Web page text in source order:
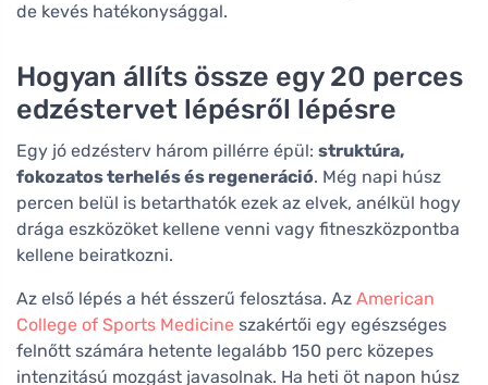
de kevés hatékonysággal.
Hogyan állíts össze egy 20 perces
edzéstervet lépésről lépésre
Egy jó edzésterv három pillérre épül: struktúra,
fokozatos terhelés és regeneráció. Még napi húsz
percen belül is betarthatók ezek az elvek, anélkül hogy
drága eszközöket kellene venni vagy fitneszközpontba
kellene beiratkozni.
Az első lépés a hét ésszerű felosztása. Az American
College of Sports Medicine szakértői egy egészséges
felnőtt számára hetente legalább 150 perc közepes
intenzitású mozgást javasolnak. Ha heti öt napon húsz